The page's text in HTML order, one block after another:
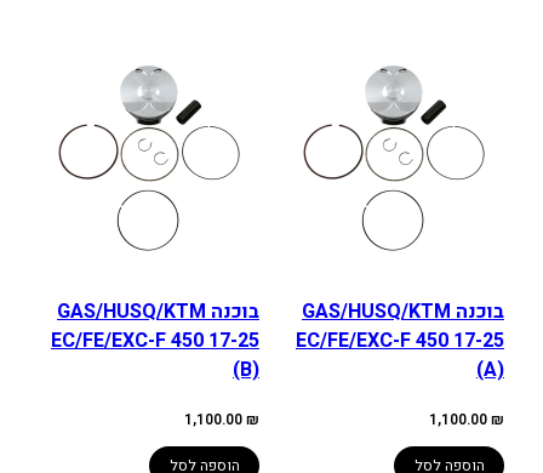
בוכנה GAS/HUSQ/KTM
EC/FE/EXC-F 450 17-25
(A)
1,100.00₪
הוספה לסל
בוכנה GAS/HUSQ/KTM
EC/FE/EXC-F 450 17-25
(B)
1,100.00₪
הוספה לסל